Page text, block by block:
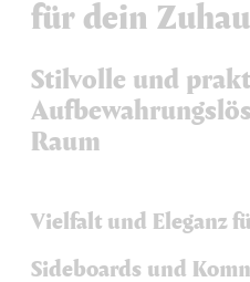
für dein
Stilvolle und
Raum
Vielfalt und Eleganz
Sideboards und